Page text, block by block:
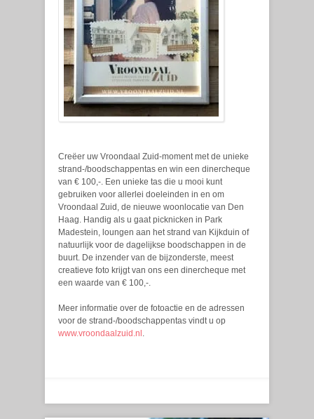
Creëer uw Vroondaal Zuid-moment met de unieke
strand-/boodschappentas en win een dinercheque
van € 100,-. Een unieke tas die u mooi kunt
gebruiken voor allerlei doeleinden in en om
Vroondaal Zuid, de nieuwe woonlocatie van Den
Haag. Handig als u gaat picknicken in Park
Madestein, loungen aan het strand van Kijkduin of
natuurlijk voor de dagelijkse boodschappen in de
buurt. De inzender van de bijzonderste, meest
creatieve foto krijgt van ons een dinercheque met
een waarde van € 100,-.
Meer informatie over de fotoactie en de adressen
voor de strand-/boodschappentas vindt u op
www.vroondaalzuid.nl .